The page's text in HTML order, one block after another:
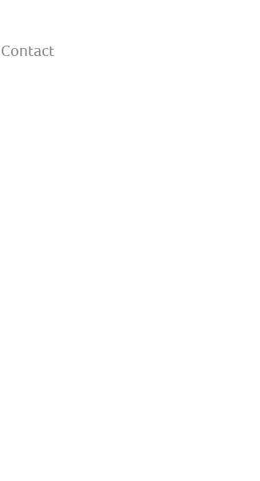
Contact